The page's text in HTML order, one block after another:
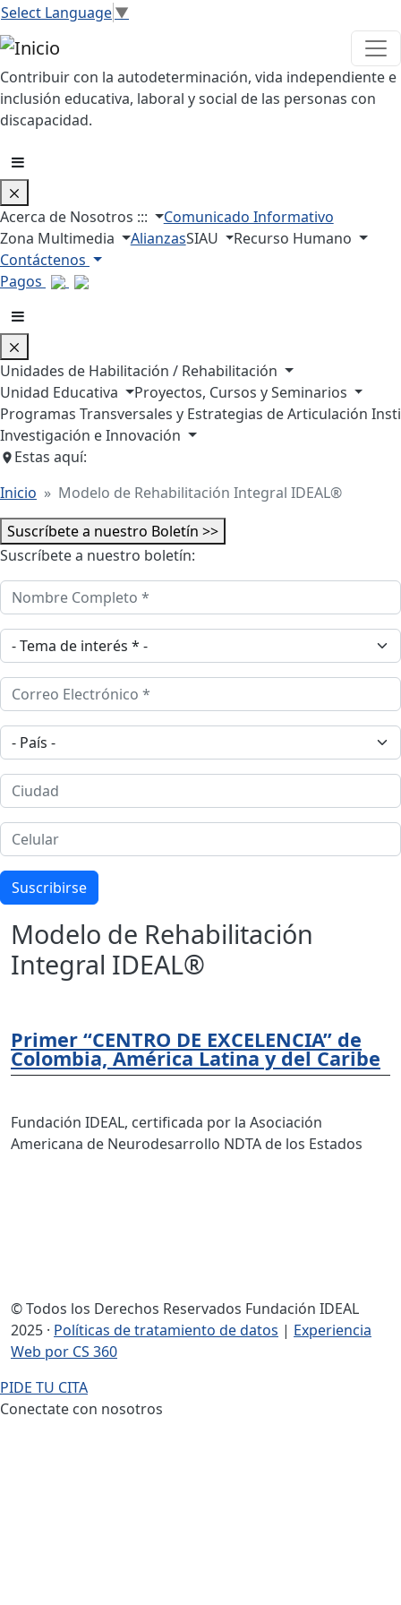
Pasar al contenido principal
Select Language▼
Contribuir con la autodeterminación, vida independiente e
inclusión educativa, laboral y social de las personas con
discapacidad.
Acerca de Nosotros :::
Comunicado Informativo
Zona Multimedia
AlianzasSIAU
Recurso Humano
Contáctenos
Pagos
Unidades de Habilitación / Rehabilitación
Unidad Educativa
Proyectos, Cursos y Seminarios
Programas Transversales y Estrategias de Articulación
Investigación e Innovación
Estas aquí:
Inicio
Modelo de Rehabilitación Integral IDEAL®
Suscríbete a nuestro Boletín >>
Suscríbete a nuestro boletín:
Nombre Completo
Tema de interes
Correo Electrónico
País
Ciudad
Celular
Suscribirse
Modelo de Rehabilitación
Integral IDEAL®
Primer “CENTRO DE EXCELENCIA” de
Colombia, América Latina y del Caribe
Fundación IDEAL, certificada por la Asociación
Americana de Neurodesarrollo NDTA de los Estados
© Todos los Derechos Reservados Fundación IDEAL
2025 · Políticas de tratamiento de datos | Experiencia
Web por CS 360
PIDE TU CITA
Conectate con nosotros